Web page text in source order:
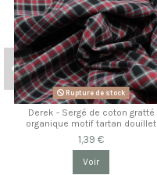
Rupture de stock
Derek - Sergé de coton gratté
organique motif tartan douillet
1,39 €
Voir